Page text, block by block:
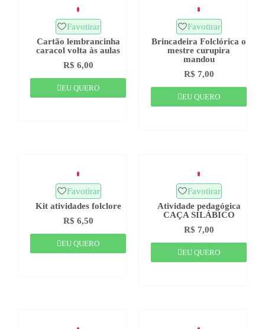
Favotirar
Cartão lembrancinha
caracol volta às aulas
R$ 6,00
EU QUERO
Favotirar
Brincadeira Folclórica o
mestre curupira
mandou
R$ 7,00
EU QUERO
Favotirar
Kit atividades folclore
R$ 6,50
EU QUERO
Favotirar
Atividade pedagógica
CAÇA SILÁBICO
R$ 7,00
EU QUERO